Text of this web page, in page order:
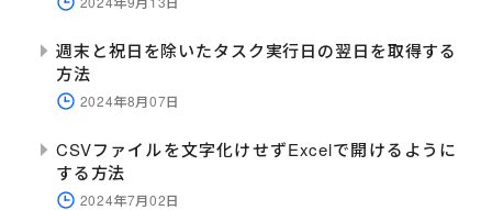
週末と祝日を除いたタスク実行日の翌日を取得する
方法
2024年8月07日
CSVファイルを文字化けせずExcelで開けるように
する方法
2024年7月02日